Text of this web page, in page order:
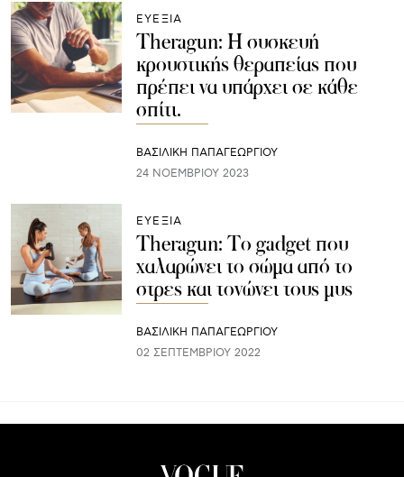
ΕΥΕΞΙΑ
Theragun: Η συσκευή
κρουστικής θεραπείας που
πρέπει να υπάρχει σε κάθε
σπίτι.
ΒΑΣΙΛΙΚΗ ΠΑΠΑΓΕΩΡΓΙΟΥ
24 ΝΟΕΜΒΡΊΟΥ 2023
ΕΥΕΞΙΑ
Theragun: Το gadget που
χαλαρώνει το σώμα από το
στρες και τονώνει τους μυς
ΒΑΣΙΛΙΚΗ ΠΑΠΑΓΕΩΡΓΙΟΥ
02 ΣΕΠΤΕΜΒΡΊΟΥ 2022